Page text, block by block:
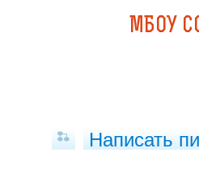
МБОУ
Написать